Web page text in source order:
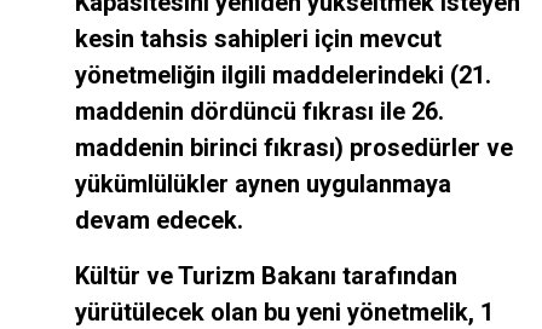
kesin tahsis sahipleri için mevcut
yönetmeliğin ilgili maddelerindeki (21.
maddenin dördüncü fıkrası ile 26.
maddenin birinci fıkrası) prosedürler ve
yükümlülükler aynen uygulanmaya
devam edecek.
Kültür ve Turizm Bakanı tarafından
yürütülecek olan bu yeni yönetmelik, 1